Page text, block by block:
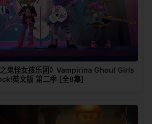
之鬼怪女孩乐团》Vampirina Ghoul Girls
英文版 第二季 [全8集]